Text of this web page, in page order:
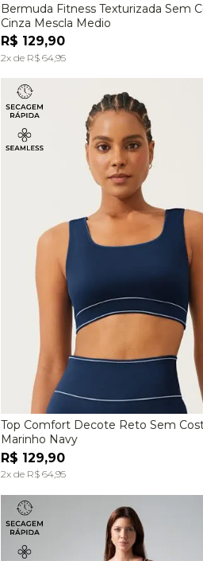
P
Bermuda Fitness Texturizada Sem
Cinza Mescla Medio
R$ 129,90
2x de R$ 64,95
P
Top Comfort Decote Reto Sem
Marinho Navy
R$ 129,90
2x de R$ 64,95